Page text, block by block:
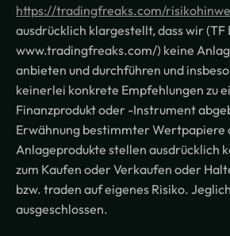
https://tradingfreaks.com/
ausdrücklich klargestellt, dass wir
www.tradingfreaks.com/) keine
anbieten und durchführen und
keinerlei konkrete Empfehlungen zu
Finanzprodukt oder -Instrument
Erwähnung bestimmter Wertpapiere
Anlageprodukte stellen ausdrücklich
zum Kaufen oder Verkaufen oder
bzw. traden auf eigenes Risiko.
ausgeschlossen.